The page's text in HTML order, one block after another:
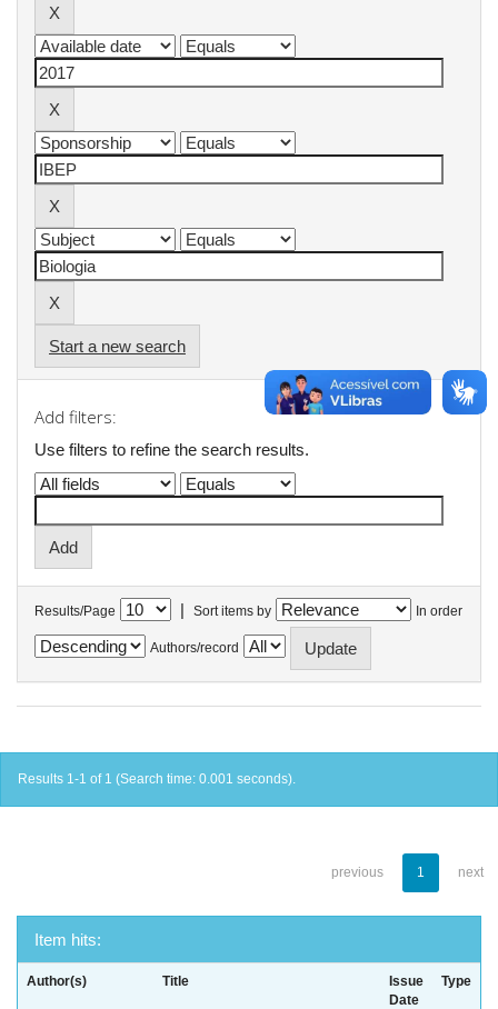
Start a new search
Add filters:
Use filters to refine the search results.
Results/Page | Sort items by In order
Authors/record
Results 1-1 of 1 (Search time: 0.001 seconds).
previous 1 next
Item hits:
Author(s) Title
Issue
Date
Type